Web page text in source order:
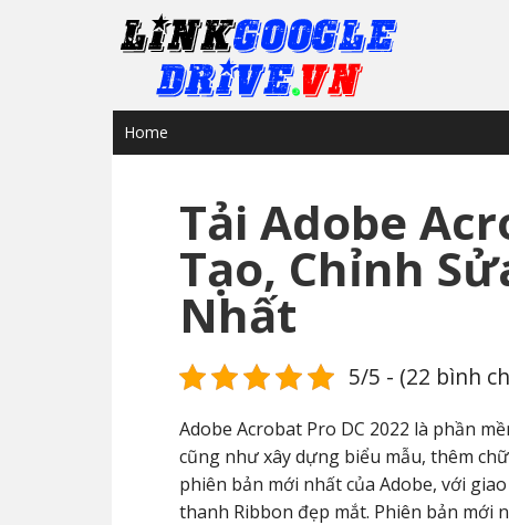
Home
Tải Adobe
Tạo, Chỉnh
Nhất
5/5 - (22 bình
Adobe Acrobat Pro DC 2022 là phần
cũng như xây dựng biểu mẫu, thêm
phiên bản mới nhất của Adobe, với
thanh Ribbon đẹp mắt. Phiên bản mới